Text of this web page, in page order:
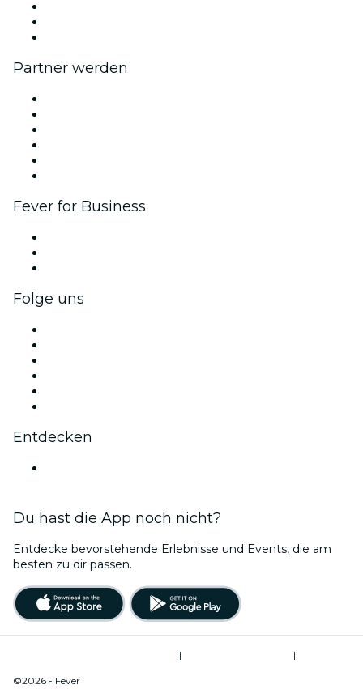
Partner werden
Fever for Business
Folge uns
Entdecken
Du hast die App noch nicht?
Entdecke bevorstehende Erlebnisse und Events, die am
besten zu dir passen.
|
|
©2026 - Fever